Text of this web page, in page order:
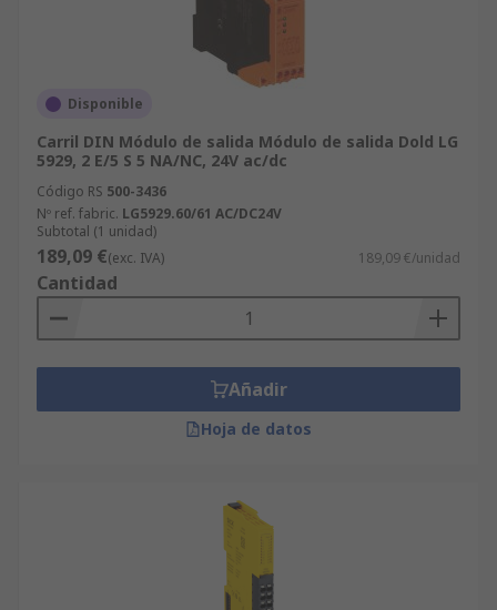
Disponible
Carril DIN Módulo de salida Módulo de salida Dold LG
5929, 2 E/5 S 5 NA/NC, 24V ac/dc
Código RS 500-3436
Nº ref. fabric. LG5929.60/61 AC/DC24V
Subtotal (1 unidad)
189,09 €(exc. IVA) 189,09 €/unidad
Cantidad
Añadir
Hoja de datos